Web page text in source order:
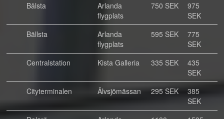
Bålsta
Arlanda
flygplats
750 SEK
975
SEK
Bällsta
Arlanda
flygplats
595 SEK
775
SEK
Centralstation
Kista Galleria 335 SEK
435
SEK
Cityterminalen
Älvsjömässan 295 SEK
385
SEK